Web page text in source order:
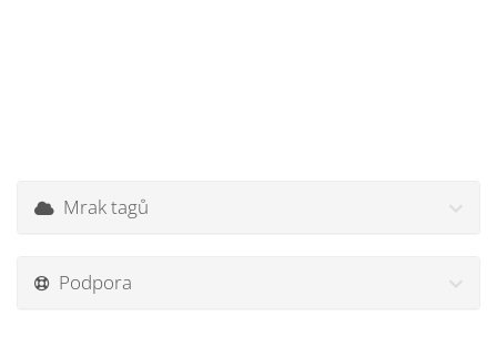
Mrak tagů
Podpora